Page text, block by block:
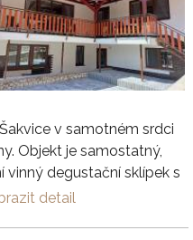
v samotném srdci
Objekt je samostatný,
degustační sklípek s
detail